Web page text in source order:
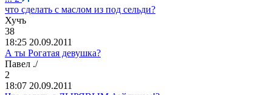
что сделать с маслом из под сельди?
Хучъ
38
18:25 20.09.2011
А ты Рогатая девушка?
Павел ./
2
18:07 20.09.2011